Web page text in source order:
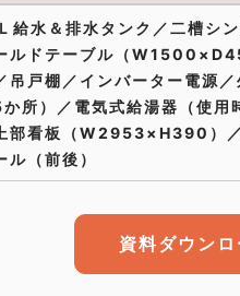
給水＆排水タンク／二槽シ
ルドテーブル（
吊戸棚／インバーター電源
か所）／電気式給湯器（使
部看板（W2953×H390）
ル（前後）
資料ダウンロ